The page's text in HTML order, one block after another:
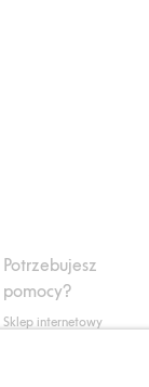
Potrzebujesz
pomocy?
Sklep internetowy